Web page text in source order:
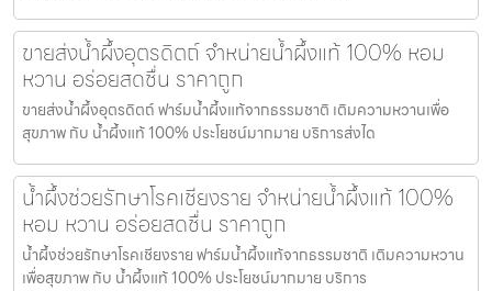
ขายส่งน้ำผึ้งอุตรดิตถ์ จำหน่ายน้ำผึ้งแท้ 100% หอม
หวาน อร่อยสดชื่น ราคาถูก
ขายส่งน้ำผึ้งอุตรดิตถ์ ฟาร์มน้ำผึ้งแท้จากธรรมชาติ เติมความหวานเพื่อ
สุขภาพ กับ น้ำผึ้งแท้ 100% ประโยชน์มากมาย บริการส่งได
น้ำผึ้งช่วยรักษาโรคเชียงราย จำหน่ายน้ำผึ้งแท้ 100%
หอม หวาน อร่อยสดชื่น ราคาถูก
น้ำผึ้งช่วยรักษาโรคเชียงราย ฟาร์มน้ำผึ้งแท้จากธรรมชาติ เติมความหวาน
เพื่อสุขภาพ กับ น้ำผึ้งแท้ 100% ประโยชน์มากมาย บริการ